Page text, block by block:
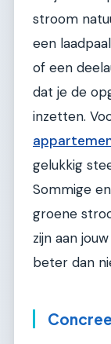
stroom
een
of een
dat je de
inzetten.
gelukkig
Sommige
groene
zijn aan
beter dan